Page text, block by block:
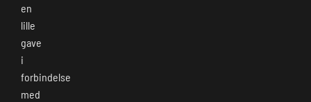
en
lille
gave
i
forbindelse
med